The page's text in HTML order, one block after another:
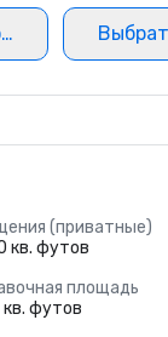
(приватные)
кв. футов
площадь
футов